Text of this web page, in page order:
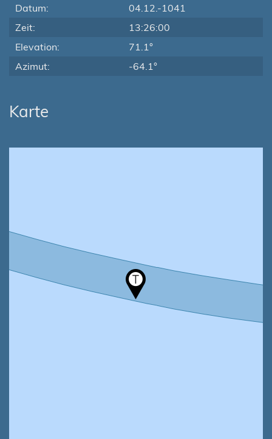
Datum:
04.12.-1041
Zeit:
13:26:00
Elevation:
71.1°
Azimut:
-64.1°
Karte